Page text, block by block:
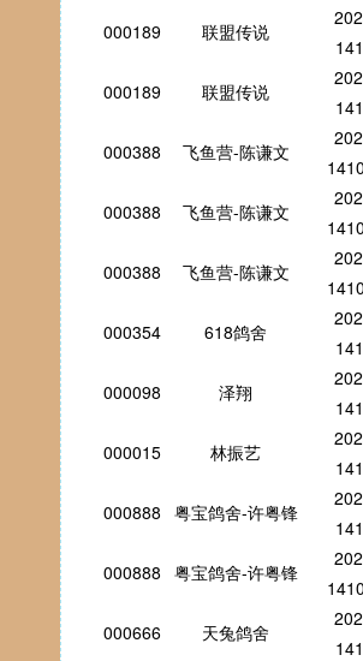
000189 联盟传说
000189 联盟传说
000388 飞鱼营-陈谦文
000388 飞鱼营-陈谦文
000388 飞鱼营-陈谦文
000354 618鸽舍
000098 泽翔
000015 林振艺
000888 粤宝鸽舍-许粤锋
000888 粤宝鸽舍-许粤锋
000666 天兔鸽舍